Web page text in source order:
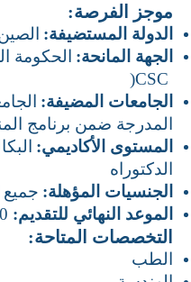
موجز الفرصة:
الدولة المستضيفة:
الجهة المانحة: الحكومة
CSC
)
الجامعات المضيفة:
المدرجة ضمن برنامج
المستوى الأكاديمي:
الدكتوراه
الجنسيات المؤهلة: جميع
الموعد النهائي للتقديم:
التخصصات المتاحة:
الطب